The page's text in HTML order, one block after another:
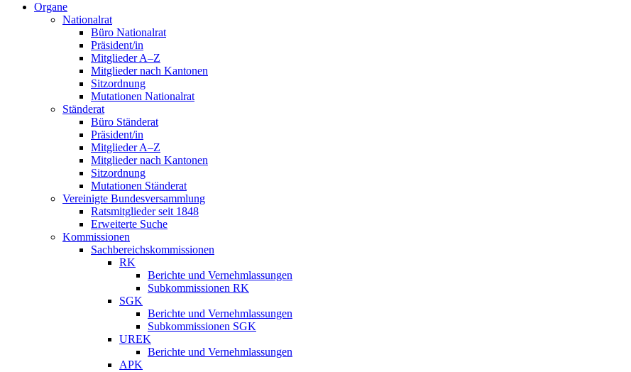
Organe
Nationalrat
Büro Nationalrat
Präsident/in
Mitglieder A–Z
Mitglieder nach Kantonen
Sitzordnung
Mutationen Nationalrat
Ständerat
Büro Ständerat
Präsident/in
Mitglieder A–Z
Mitglieder nach Kantonen
Sitzordnung
Mutationen Ständerat
Vereinigte Bundesversammlung
Ratsmitglieder seit 1848
Erweiterte Suche
Kommissionen
Sachbereichskommissionen
RK
Berichte und Vernehmlassungen
Subkommissionen RK
SGK
Berichte und Vernehmlassungen
Subkommissionen SGK
UREK
Berichte und Vernehmlassungen
APK